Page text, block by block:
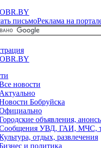
письмоРеклама на
новости
Актуально
Бобруйска
объявления,
УВД, ГАИ, МЧС,
отдых, развлечения
и политика